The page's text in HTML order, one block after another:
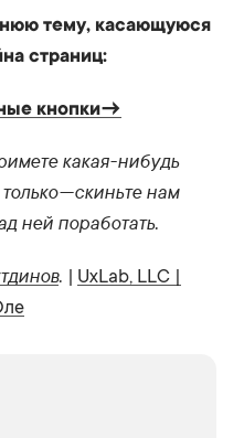
тему, касающуюся
страниц:
кнопки→
какая-нибудь
— скиньте нам
ней поработать.
. | UxLab, LLC |